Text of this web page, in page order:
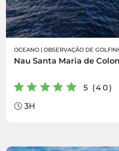
OCEANO | OBSERVAÇÃO DE
Nau Santa Maria de
5 (40)
3H